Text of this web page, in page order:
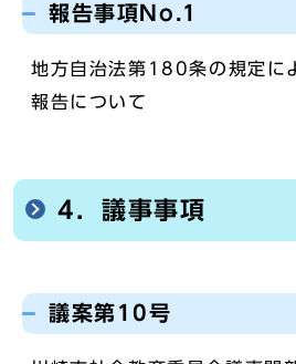
報告事項No.1
地方自治法第180条の規定に
報告について
4．議事事項
議案第10号